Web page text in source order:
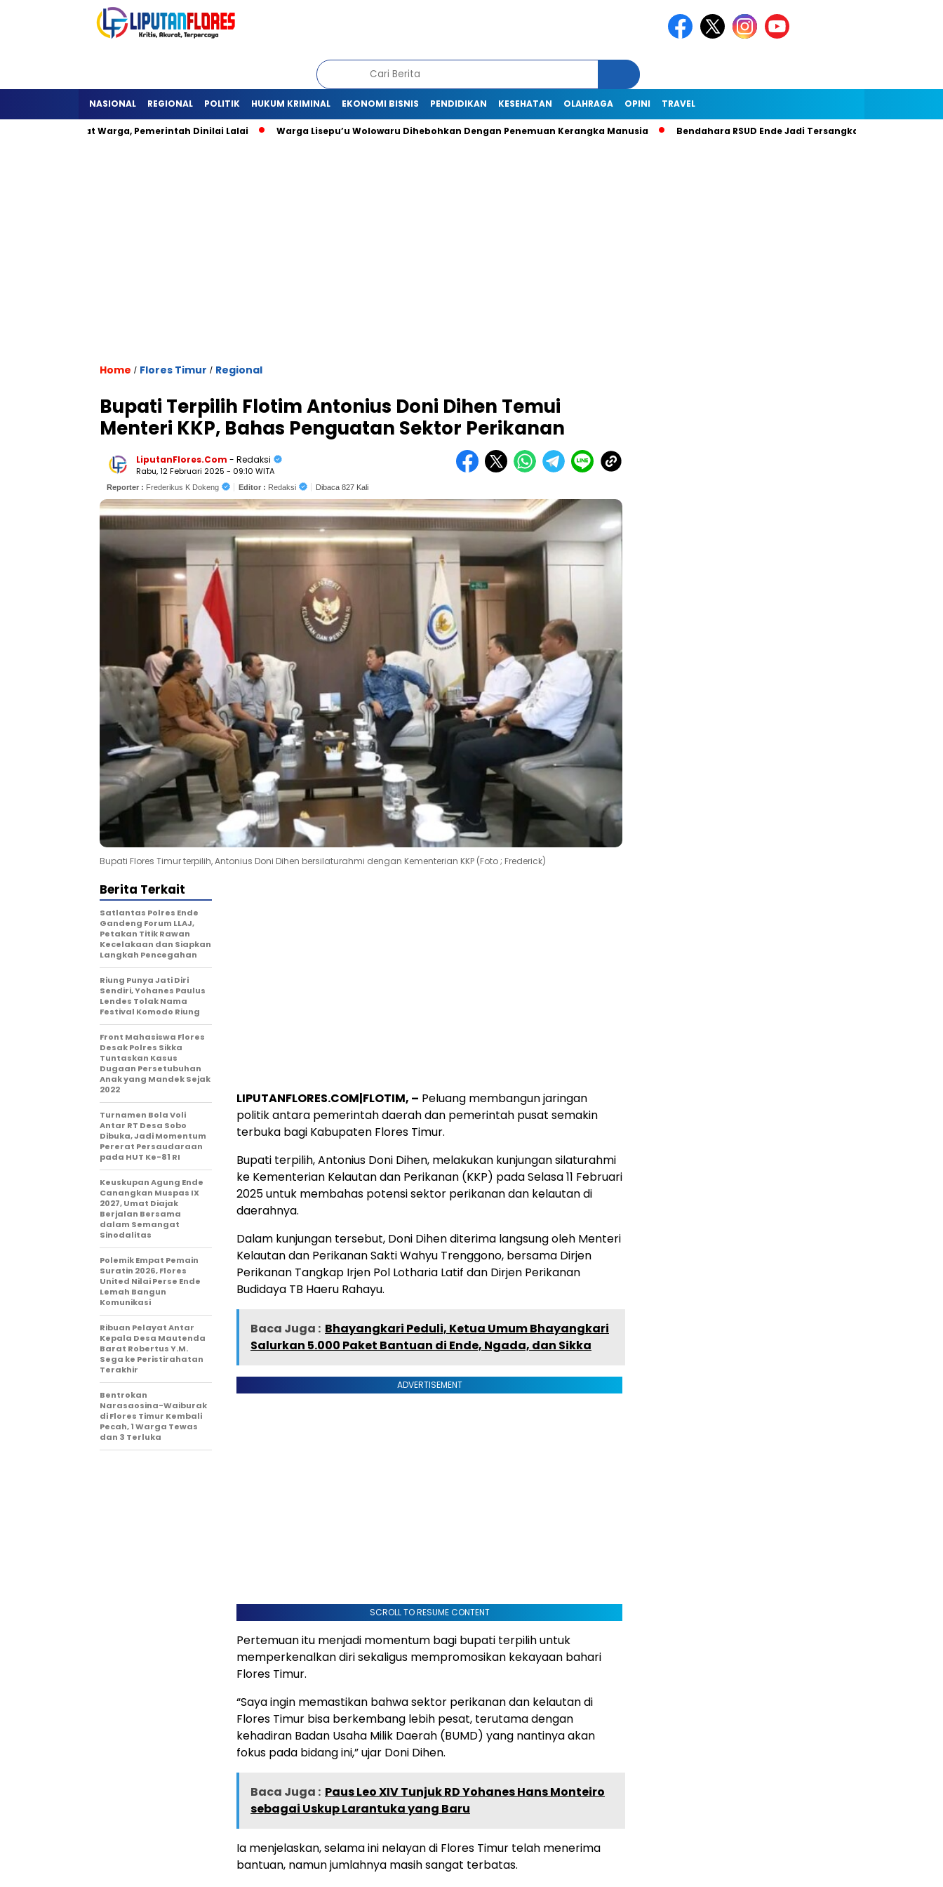
NASIONAL REGIONAL POLITIK HUKUM KRIMINAL EKONOMI BISNIS PENDIDIKAN KESEHATAN OLAHRAGA OPINI TRAVEL
Hambat Warga, Pemerintah Dinilai Lalai Warga Lisepu’u Wolowaru Dihebohkan Dengan Penemuan Kerangka Manusia Bendahara RSUD Ende Jadi Tersangka Dugaan Korupsi Rp1,9
Home / Flores Timur / Regional
Bupati Terpilih Flotim Antonius Doni Dihen Temui
Menteri KKP, Bahas Penguatan Sektor Perikanan
LiputanFlores.Com - Redaksi
Rabu, 12 Februari 2025 - 09:10 WITA
Reporter : Frederikus K Dokeng Editor : Redaksi Dibaca 827 Kali
Bupati Flores Timur terpilih, Antonius Doni Dihen bersilaturahmi dengan Kementerian KKP (Foto ; Frederick)
LIPUTANFLORES.COM|FLOTIM, – Peluang membangun jaringan
politik antara pemerintah daerah dan pemerintah pusat semakin
terbuka bagi Kabupaten Flores Timur.
Bupati terpilih, Antonius Doni Dihen, melakukan kunjungan silaturahmi
ke Kementerian Kelautan dan Perikanan (KKP) pada Selasa 11 Februari
2025 untuk membahas potensi sektor perikanan dan kelautan di
daerahnya.
Dalam kunjungan tersebut, Doni Dihen diterima langsung oleh Menteri
Kelautan dan Perikanan Sakti Wahyu Trenggono, bersama Dirjen
Perikanan Tangkap Irjen Pol Lotharia Latif dan Dirjen Perikanan
Budidaya TB Haeru Rahayu.
Baca Juga : Bhayangkari Peduli, Ketua Umum Bhayangkari
Salurkan 5.000 Paket Bantuan di Ende, Ngada, dan Sikka
ADVERTISEMENT
SCROLL TO RESUME CONTENT
Pertemuan itu menjadi momentum bagi bupati terpilih untuk
memperkenalkan diri sekaligus mempromosikan kekayaan bahari
Flores Timur.
“Saya ingin memastikan bahwa sektor perikanan dan kelautan di
Flores Timur bisa berkembang lebih pesat, terutama dengan
kehadiran Badan Usaha Milik Daerah (BUMD) yang nantinya akan
fokus pada bidang ini,” ujar Doni Dihen.
Baca Juga : Paus Leo XIV Tunjuk RD Yohanes Hans Monteiro
sebagai Uskup Larantuka yang Baru
Ia menjelaskan, selama ini nelayan di Flores Timur telah menerima
bantuan, namun jumlahnya masih sangat terbatas.
Berita Terkait
Satlantas Polres Ende
Gandeng Forum LLAJ,
Petakan Titik Rawan
Kecelakaan dan Siapkan
Langkah Pencegahan
Riung Punya Jati Diri
Sendiri, Yohanes Paulus
Lendes Tolak Nama
Festival Komodo Riung
Front Mahasiswa Flores
Desak Polres Sikka
Tuntaskan Kasus
Dugaan Persetubuhan
Anak yang Mandek Sejak
2022
Turnamen Bola Voli
Antar RT Desa Sobo
Dibuka, Jadi Momentum
Pererat Persaudaraan
pada HUT Ke-81 RI
Keuskupan Agung Ende
Canangkan Muspas IX
2027, Umat Diajak
Berjalan Bersama
dalam Semangat
Sinodalitas
Polemik Empat Pemain
Suratin 2026, Flores
United Nilai Perse Ende
Lemah Bangun
Komunikasi
Ribuan Pelayat Antar
Kepala Desa Mautenda
Barat Robertus Y.M.
Sega ke Peristirahatan
Terakhir
Bentrokan
Narasaosina-Waiburak
di Flores Timur Kembali
Pecah, 1 Warga Tewas
dan 3 Terluka